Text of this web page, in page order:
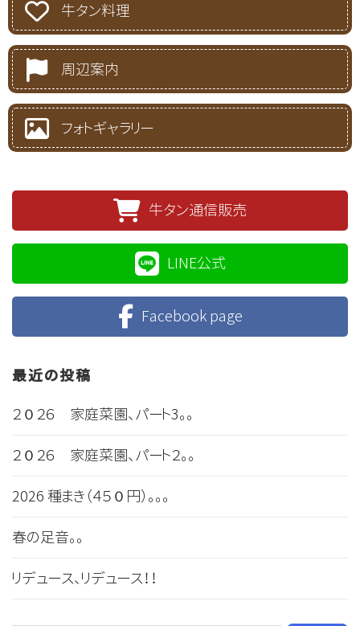
牛タン料理
周辺案内
フォトギャラリー
牛タン通信販売
LINE公式
Facebook page
最近の投稿
２０２６ 家庭菜園、パート3。。
２０２６ 家庭菜園、パート２。。
2026 種まき（４５０円）。。。
春の足音。。
リデュース、リデュース！！